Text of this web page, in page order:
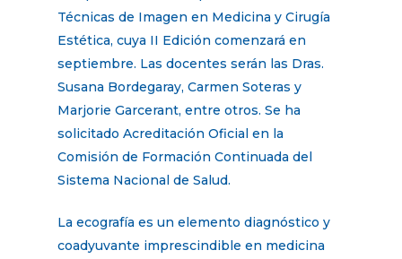
Técnicas de Imagen en Medicina y Cirugía
Estética, cuya II Edición comenzará en
septiembre. Las docentes serán las Dras.
Susana Bordegaray, Carmen Soteras y
Marjorie Garcerant, entre otros. Se ha
solicitado Acreditación Oficial en la
Comisión de Formación Continuada del
Sistema Nacional de Salud.
La ecografía es un elemento diagnóstico y
coadyuvante imprescindible en medicina